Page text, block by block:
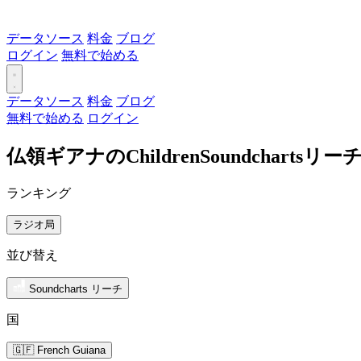
データソース 料金 ブログ
ログイン 無料で始める
データソース 料金 ブログ
無料で始める ログイン
仏領ギアナのChildrenSoundchartsリー
ランキング
ラジオ局
並び替え
Soundcharts リーチ
国
🇬🇫 French Guiana